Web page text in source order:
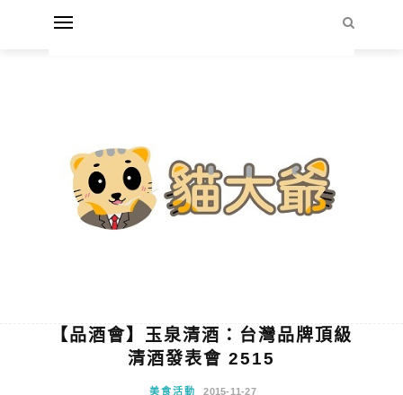
【品酒會】玉泉清酒：台灣品牌頂級
清酒發表會 2515
美食活動 2015-11-27